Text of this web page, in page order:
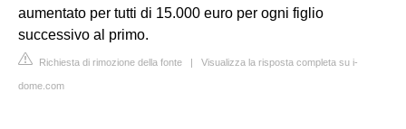
aumentato per tutti di 15.000 euro per ogni figlio
successivo al primo.
Richiesta di rimozione della fonte | Visualizza la risposta completa su i-
dome.com